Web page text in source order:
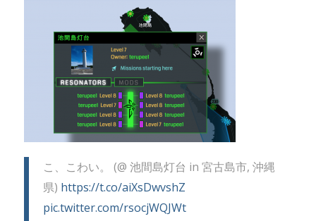
こ、こわい。 (@ 池間島灯台 in 宮古島市, 沖縄
県) https://t.co/aiXsDwvshZ
pic.twitter.com/rsocjWQJWt